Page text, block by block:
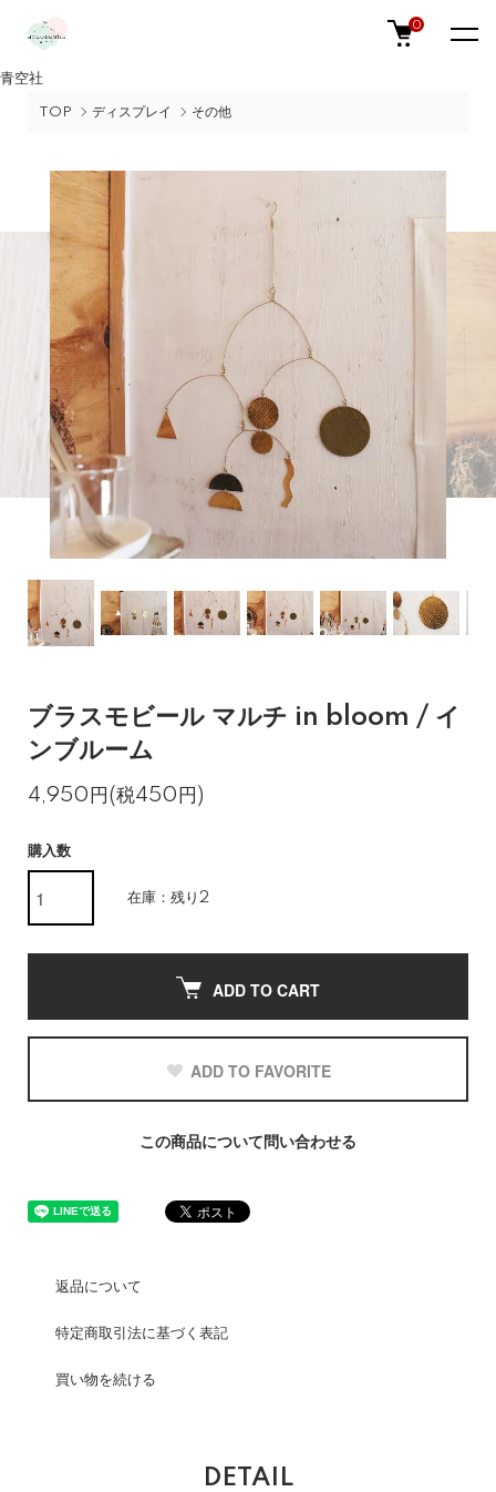
青空社
0
TOP ディスプレイ その他
ブラスモビール マルチ in bloom / イ
ンブルーム
4,950円(税450円)
購入数
在庫：残り2
ADD TO CART
ADD TO FAVORITE
この商品について問い合わせる
返品について
特定商取引法に基づく表記
買い物を続ける
DETAIL